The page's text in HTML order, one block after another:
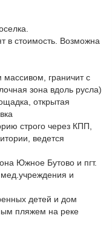
в стоимость. Возможна
граничит с
зона вдоль русла)
открытая
строго через КПП,
ведется
Южное Бутово и пгт.
и
детей и дом
пляжем на реке